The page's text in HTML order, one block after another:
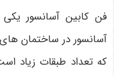
فن کابین آسانسور
آسانسور در ساختمان
که تعداد طبقات زیاد